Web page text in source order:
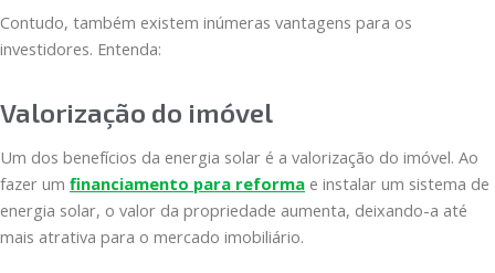
Contudo, também existem inúmeras vantagens para os
investidores. Entenda:
Valorização do imóvel
Um dos benefícios da energia solar é a valorização do imóvel. Ao
fazer um financiamento para reforma e instalar um sistema de
energia solar, o valor da propriedade aumenta, deixando-a até
mais atrativa para o mercado imobiliário.